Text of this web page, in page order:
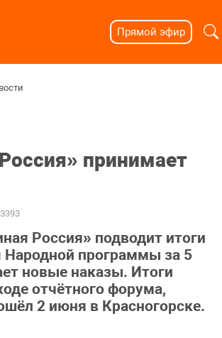
Прямой эфир
принимает
Россия» подводит итоги
Народной программы за 5
новые наказы. Итоги
отчётного форума,
2 июня в Красногорске.